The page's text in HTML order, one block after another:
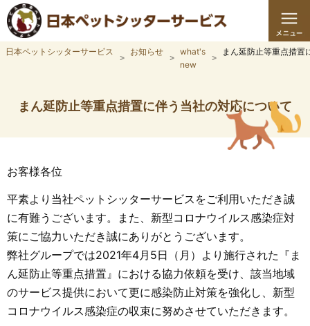
日本ペットシッターサービス お知らせ
what's
new
まん延防止等重点措置
まん延防止等重点措置に伴う当社の対応について
お客様各位
平素より当社ペットシッターサービスをご利用いただき誠
に有難うございます。また、新型コロナウイルス感染症対
策にご協力いただき誠にありがとうございます。
弊社グループでは2021年4月5日（月）より施行された『ま
ん延防止等重点措置』における協力依頼を受け、該当地域
のサービス提供において更に感染防止対策を強化し、新型
コロナウイルス感染症の収束に努めさせていただきます。